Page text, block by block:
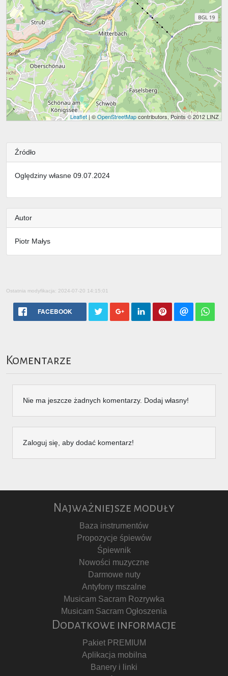
Leaflet| ©OpenStreetMapcontributors, Points © 2012 LINZ
Źródło
Oględziny własne 09.07.2024
Autor
Piotr Małys
Ostatnia modyfikacja: 2024-07-20 14:15:01
FACEBOOK
Komentarze
Nie ma jeszcze żadnych komentarzy. Dodaj własny!
Zaloguj się, aby dodać komentarz!
Najważniejsze moduły
Baza instrumentów
Propozycje śpiewów
Śpiewnik
Nowości muzyczne
Darmowe nuty
Antyfony mszalne
Musicam Sacram Rozrywka
Musicam Sacram Ogłoszenia
Dodatkowe informacje
Pakiet PREMIUM
Aplikacja mobilna
Banery i linki